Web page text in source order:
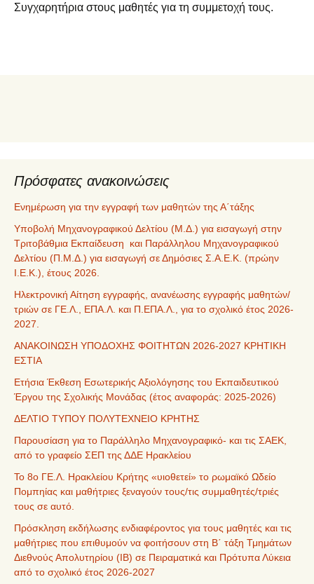
Συγχαρητήρια στους μαθητές για τη συμμετοχή τους.
Πρόσφατες ανακοινώσεις
Ενημέρωση για την εγγραφή των μαθητών της Α΄τάξης
Υποβολή Μηχανογραφικού Δελτίου (Μ.Δ.) για εισαγωγή στην
Τριτοβάθμια Εκπαίδευση και Παράλληλου Μηχανογραφικού
Δελτίου (Π.Μ.Δ.) για εισαγωγή σε Δημόσιες Σ.Α.Ε.Κ. (πρώην
Ι.Ε.Κ.), έτους 2026.
Ηλεκτρονική Αίτηση εγγραφής, ανανέωσης εγγραφής μαθητών/
τριών σε ΓΕ.Λ., ΕΠΑ.Λ. και Π.ΕΠΑ.Λ., για το σχολικό έτος 2026-
2027.
ΑΝΑΚΟΙΝΩΣΗ ΥΠΟΔΟΧΗΣ ΦΟΙΤΗΤΩΝ 2026-2027 ΚΡΗΤΙΚΗ
ΕΣΤΙΑ
Ετήσια Έκθεση Εσωτερικής Αξιολόγησης του Εκπαιδευτικού
Έργου της Σχολικής Μονάδας (έτος αναφοράς: 2025-2026)
ΔΕΛΤΙΟ ΤΥΠΟΥ ΠΟΛΥΤΕΧΝΕΙΟ ΚΡΗΤΗΣ
Παρουσίαση για το Παράλληλο Μηχανογραφικό- και τις ΣΑΕΚ,
από το γραφείο ΣΕΠ της ΔΔΕ Ηρακλείου
Το 8ο ΓΕ.Λ. Ηρακλείου Κρήτης «υιοθετεί» το ρωμαϊκό Ωδείο
Πομπηίας και μαθήτριες ξεναγούν τους/τις συμμαθητές/τριές
τους σε αυτό.
Πρόσκληση εκδήλωσης ενδιαφέροντος για τους μαθητές και τις
μαθήτριες που επιθυμούν να φοιτήσουν στη Β΄ τάξη Τμημάτων
Διεθνούς Απολυτηρίου (IB) σε Πειραματικά και Πρότυπα Λύκεια
από το σχολικό έτος 2026-2027